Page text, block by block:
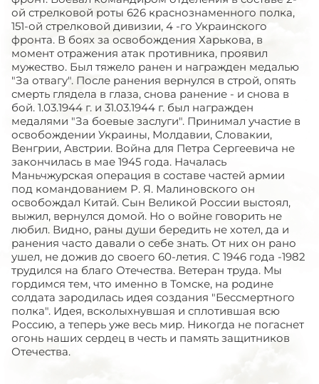
ой стрелковой роты 626 краснознаменного полка,
151-ой стрелковой дивизии, 4 -го Украинского
фронта. В боях за освобождения Харькова, в
момент отражения атак противника, проявил
мужество. Был тяжело ранен и награжден медалью
"За отвагу". После ранения вернулся в строй, опять
смерть глядела в глаза, снова ранение - и снова в
бой. 1.03.1944 г. и 31.03.1944 г. был награжден
медалями "За боевые заслуги". Принимал участие в
освобождении Украины, Молдавии, Словакии,
Венгрии, Австрии. Война для Петра Сергеевича не
закончилась в мае 1945 года. Началась
Маньчжурская операция в составе частей армии
под командованием Р. Я. Малиновского он
освобождал Китай. Сын Великой России выстоял,
выжил, вернулся домой. Но о войне говорить не
любил. Видно, раны души бередить не хотел, да и
ранения часто давали о себе знать. От них он рано
ушел, не дожив до своего 60-летия. С 1946 года -1982
трудился на благо Отечества. Ветеран труда. Мы
гордимся тем, что именно в Томске, на родине
солдата зародилась идея создания "Бессмертного
полка". Идея, всколыхнувшая и сплотившая всю
Россию, а теперь уже весь мир. Никогда не погаснет
огонь наших сердец в честь и память защитников
Отечества.